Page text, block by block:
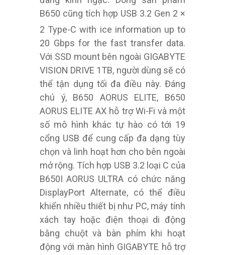
B650 cũng tích hợp USB 3.2 Gen 2 ×
2 Type-C with ice information up to
20 Gbps for the fast transfer data.
Với SSD mount bên ngoài GIGABYTE
VISION DRIVE 1TB, người dùng sẽ có
thể tận dụng tối đa điều này. Đáng
chú ý, B650 AORUS ELITE, B650
AORUS ELITE AX hỗ trợ Wi-Fi và một
số mô hình khác tự hào có tới 19
cổng USB để cung cấp đa dạng tùy
chọn và linh hoạt hơn cho bên ngoài
mở rộng. Tích hợp USB 3.2 loại C của
B650I AORUS ULTRA có chức năng
DisplayPort Alternate, có thể điều
khiển nhiều thiết bị như PC, máy tính
xách tay hoặc điện thoại di động
bằng chuột và bàn phím khi hoạt
động với màn hình GIGABYTE hỗ trợ